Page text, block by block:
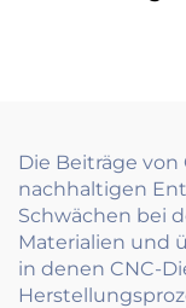
Die Beiträge
nachhaltigen
Schwächen bei
Materialien und
in denen CNC-